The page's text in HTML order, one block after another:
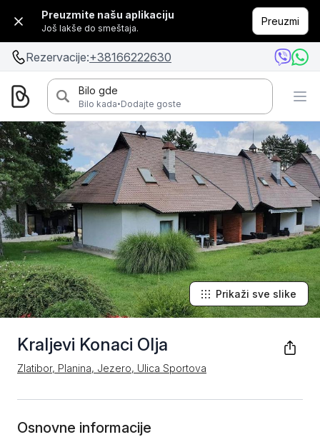
Preuzmite našu aplikaciju
Još lakše do smeštaja.
Preuzmi
Rezervacije:+38166222630
Bilo gde
Bilo kada·Dodajte goste
Kraljevi Konaci Olja
Zlatibor, Planina, Jezero, Ulica Sportova
Prikaži sve slike
Osnovne informacije